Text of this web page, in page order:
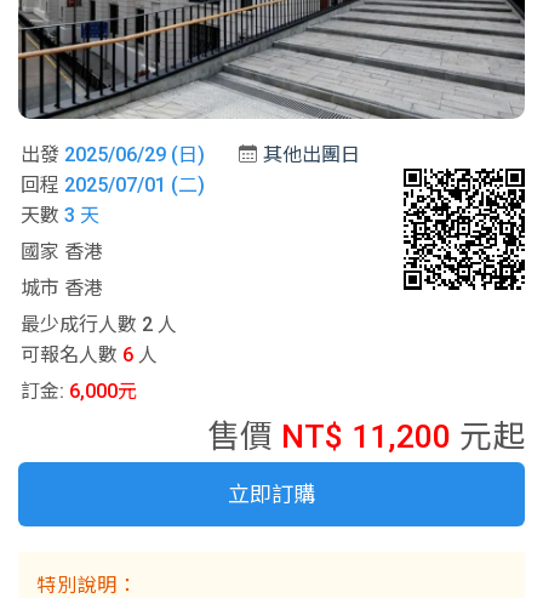
出發 2025/06/29 (日)
回程 2025/07/01 (二)
天數 3 天
其他出團日
國家 香港
城市 香港
最少成行人數 2 人
可報名人數 6 人
訂金: 6,000元
售價 NT$ 11,200 元起
立即訂購
特別說明：